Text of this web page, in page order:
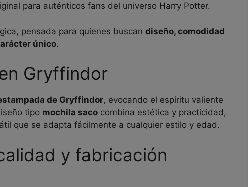
para auténticos fans del universo Harry Potter.
pensada para quienes buscan diseño, comodidad
único.
Gryffindor
de Gryffindor, evocando el espíritu valiente
tipo mochila saco combina estética y practicidad,
que se adapta fácilmente a cualquier estilo y edad.
y fabricación